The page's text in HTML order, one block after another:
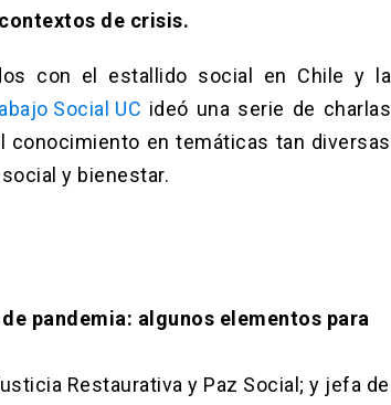
de crisis.
con el estallido social en Chile y la
Social UC ideó una serie de charlas
en temáticas tan diversas
y bienestar.
pandemia: algunos elementos para
Restaurativa y Paz Social; y jefa de